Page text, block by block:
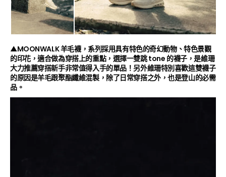
▲MOONWALK 羊毛襪，系列採用具有特色的奇幻動物、特色景觀
的印花，適合做為穿搭上的重點，選擇一雙跳 tone 的襪子，是維珊
大力推薦穿搭新手非常值得入手的單品！另外維珊特別喜歡這雙襪子
的原因是羊毛跟聚酯纖維混製，除了日常穿搭之外，也是登山的必需
品。